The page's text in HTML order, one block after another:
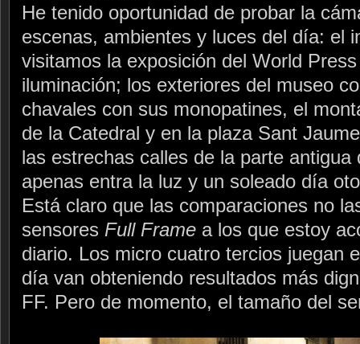
He tenido oportunidad de probar la
escenas, ambientes y luces del día: el
visitamos la exposición del World
iluminación; los exteriores del museo
chavales con sus monopatines, el
de la Catedral y en la plaza Sant
las estrechas calles de la parte antigua
apenas entra la luz y un soleado día
Está claro que las comparaciones no
sensores Full Frame a los que estoy
diario. Los micro cuatro tercios juegan
día van obteniendo resultados más
FF. Pero de momento, el tamaño del